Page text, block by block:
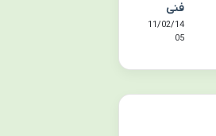
فنی
11/02/14
05